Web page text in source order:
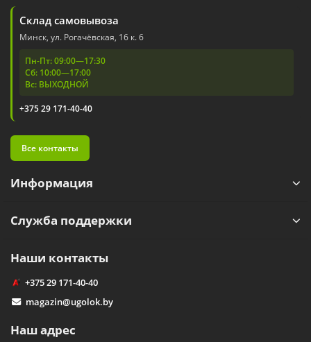
Склад самовывоза
Минск, ул. Рогачёвская, 16 к. 6
Пн-Пт: 09:00—17:30
Сб: 10:00—17:00
Вс: ВЫХОДНОЙ
+375 29 171-40-40
Все контакты
Информация
Служба поддержки
Наши контакты
+375 29 171-40-40
magazin@ugolok.by
Наш адрес